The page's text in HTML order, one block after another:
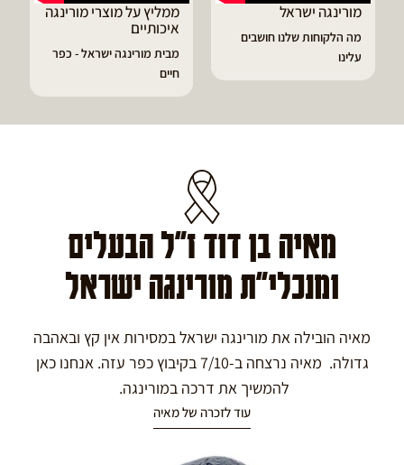
ממליץ על מוצרי מורינגה
איכותיים
מבית מורינגה ישראל - כפר
דיוויד ממליץ על טבליות
מורינגה
הפסקתי לסבול מהתקפי
גאוט ודלקות
מאיה בן דוד ז"ל הבעלים
ומנכלי"ת מורינגה ישראל
מאיה הובילה את מורינגה ישראל במסירות אין קץ ובאהבה
גדולה. מאיה נרצחה ב-7/10 בקיבוץ כפר עזה. אנחנו כאן
להמשיך את דרכה במורינגה.
עוד לזכרה של מאיה